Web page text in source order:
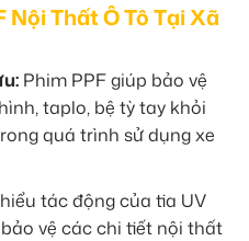
Nội Thất Ô Tô Tại Xã
Phim PPF giúp bảo vệ
taplo, bệ tỳ tay khỏi
quá trình sử dụng xe
tác động của tia UV
vệ các chi tiết nội thất